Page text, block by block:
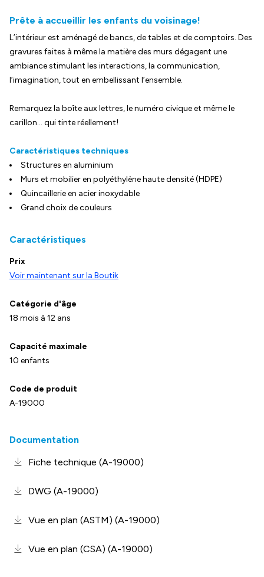
Prête à accueillir les enfants du voisinage!
L’intérieur est aménagé de bancs, de tables et de comptoirs. Des
gravures faites à même la matière des murs dégagent une
ambiance stimulant les interactions, la communication,
l’imagination, tout en embellissant l’ensemble.
Remarquez la boîte aux lettres, le numéro civique et même le
carillon… qui tinte réellement!
Caractéristiques techniques
Structures en aluminium
Murs et mobilier en polyéthylène haute densité (HDPE)
Quincaillerie en acier inoxydable
Grand choix de couleurs
Caractéristiques
Prix
Voir maintenant sur la Boutik
Catégorie d'âge
18 mois à 12 ans
Capacité maximale
10 enfants
Code de produit
A-19000
Documentation
Fiche technique (A-19000)
DWG (A-19000)
Vue en plan (ASTM) (A-19000)
Vue en plan (CSA) (A-19000)